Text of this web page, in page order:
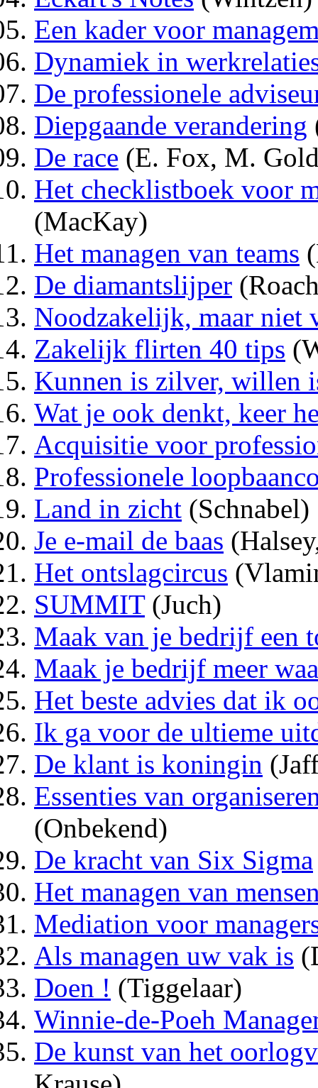
Een kader voor
Dynamiek in
De professionele
Diepgaande verandering
De race (E. Fox, M.
Het checklistboek voor
(MacKay)
Het managen van teams
De diamantslijper
Noodzakelijk, maar niet
Zakelijk flirten 40 tips
Kunnen is zilver, willen
Wat je ook denkt, keer
Acquisitie voor
Professionele
Land in zicht (Schnabel)
Je e-mail de baas
Het ontslagcircus
SUMMIT(Juch)
Maak van je bedrijf een
Maak je bedrijf meer
Het beste advies dat ik
Ik ga voor de ultieme
De klant is koningin
Essenties van
(Onbekend)
De kracht van Six Sigma
Het managen van
Mediation voor
Als managen uw vak is
Doen ! (Tiggelaar)
Winnie-de-Poeh
De kunst van het